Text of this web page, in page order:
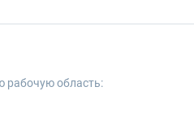
рабочую область: